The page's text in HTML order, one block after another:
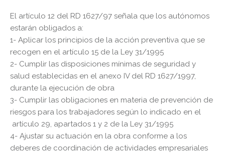
El artículo 12 del RD 1627/97 señala que los autónomos
estarán obligados a:
1- Aplicar los principios de la acción preventiva que se
recogen en el artículo 15 de la Ley 31/1995
2- Cumplir las disposiciones mínimas de seguridad y
salud establecidas en el anexo IV del RD 1627/1997,
durante la ejecución de obra
3- Cumplir las obligaciones en materia de prevención de
riesgos para los trabajadores según lo indicado en el
artículo 29, apartados 1 y 2 de la Ley 31/1995
4- Ajustar su actuación en la obra conforme a los
deberes de coordinación de actividades empresariales